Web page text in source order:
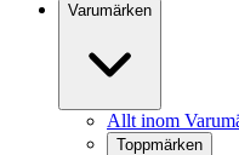
Varumärken
Allt inom
Toppmärken